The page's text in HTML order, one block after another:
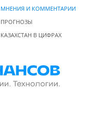
МНЕНИЯ И КОММЕНТАРИИ
ПРОГНОЗЫ
КАЗАХСТАН В ЦИФРАХ